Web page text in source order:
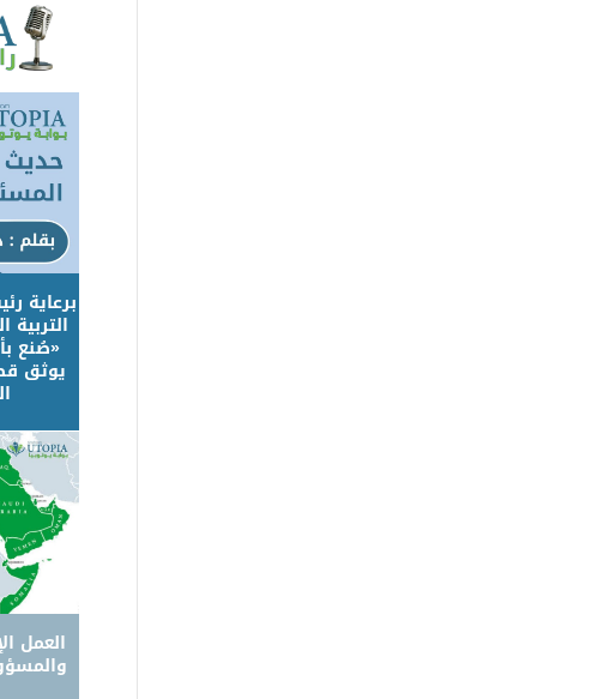
برعاية
«صُنع
يوثق
العمل